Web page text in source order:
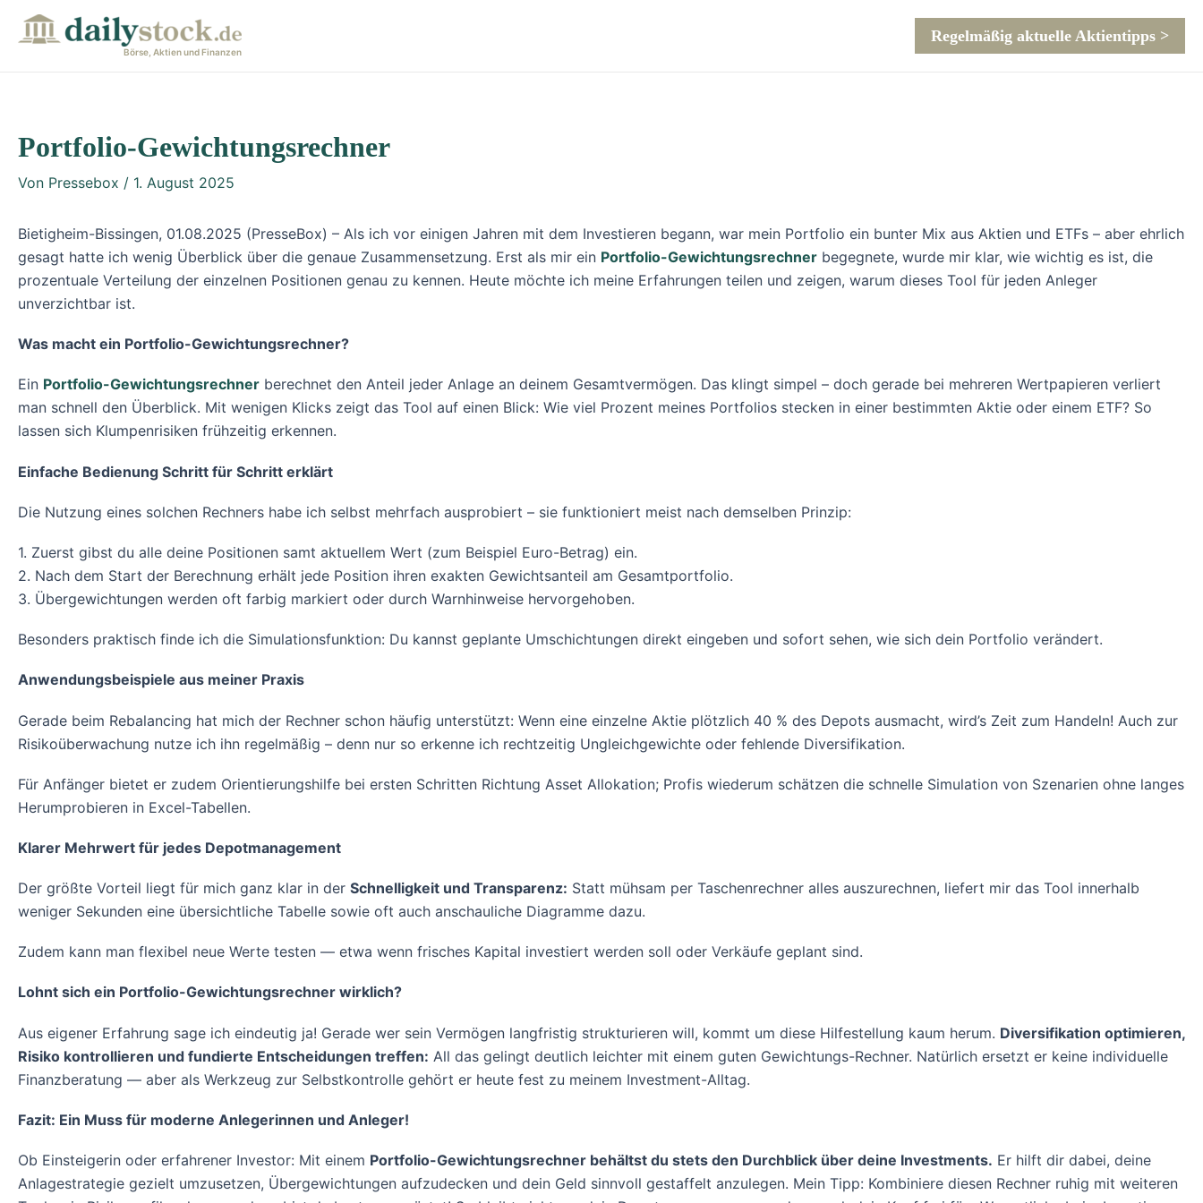
Inhalt
Börse, Aktien und Finanzen
Regelmäßig aktuelle Aktientipps >
Portfolio-Gewichtungsrechner
Von Pressebox / 1. August 2025
Bietigheim-Bissingen, 01.08.2025 (PresseBox) – Als ich vor einigen Jahren mit dem Investieren begann, war mein Portfolio ein bunter Mix aus Aktien und ETFs – aber ehrlich
gesagt hatte ich wenig Überblick über die genaue Zusammensetzung. Erst als mir ein Portfolio-Gewichtungsrechner begegnete, wurde mir klar, wie wichtig es ist, die
prozentuale Verteilung der einzelnen Positionen genau zu kennen. Heute möchte ich meine Erfahrungen teilen und zeigen, warum dieses Tool für jeden Anleger
unverzichtbar ist.
Was macht ein Portfolio-Gewichtungsrechner?
Ein Portfolio-Gewichtungsrechner berechnet den Anteil jeder Anlage an deinem Gesamtvermögen. Das klingt simpel – doch gerade bei mehreren Wertpapieren verliert
man schnell den Überblick. Mit wenigen Klicks zeigt das Tool auf einen Blick: Wie viel Prozent meines Portfolios stecken in einer bestimmten Aktie oder einem ETF? So
lassen sich Klumpenrisiken frühzeitig erkennen.
Einfache Bedienung Schritt für Schritt erklärt
Die Nutzung eines solchen Rechners habe ich selbst mehrfach ausprobiert – sie funktioniert meist nach demselben Prinzip:
1. Zuerst gibst du alle deine Positionen samt aktuellem Wert (zum Beispiel Euro-Betrag) ein.
2. Nach dem Start der Berechnung erhält jede Position ihren exakten Gewichtsanteil am Gesamtportfolio.
3. Übergewichtungen werden oft farbig markiert oder durch Warnhinweise hervorgehoben.
Besonders praktisch finde ich die Simulationsfunktion: Du kannst geplante Umschichtungen direkt eingeben und sofort sehen, wie sich dein Portfolio verändert.
Anwendungsbeispiele aus meiner Praxis
Gerade beim Rebalancing hat mich der Rechner schon häufig unterstützt: Wenn eine einzelne Aktie plötzlich 40 % des Depots ausmacht, wird’s Zeit zum Handeln! Auch zur
Risikoüberwachung nutze ich ihn regelmäßig – denn nur so erkenne ich rechtzeitig Ungleichgewichte oder fehlende Diversifikation.
Für Anfänger bietet er zudem Orientierungshilfe bei ersten Schritten Richtung Asset Allokation; Profis wiederum schätzen die schnelle Simulation von Szenarien ohne langes
Herumprobieren in Excel-Tabellen.
Klarer Mehrwert für jedes Depotmanagement
Der größte Vorteil liegt für mich ganz klar in der Schnelligkeit und Transparenz: Statt mühsam per Taschenrechner alles auszurechnen, liefert mir das Tool innerhalb
weniger Sekunden eine übersichtliche Tabelle sowie oft auch anschauliche Diagramme dazu.
Zudem kann man flexibel neue Werte testen — etwa wenn frisches Kapital investiert werden soll oder Verkäufe geplant sind.
Lohnt sich ein Portfolio-Gewichtungsrechner wirklich?
Aus eigener Erfahrung sage ich eindeutig ja! Gerade wer sein Vermögen langfristig strukturieren will, kommt um diese Hilfestellung kaum herum. Diversifikation optimieren,
Risiko kontrollieren und fundierte Entscheidungen treffen: All das gelingt deutlich leichter mit einem guten Gewichtungs-Rechner. Natürlich ersetzt er keine individuelle
Finanzberatung — aber als Werkzeug zur Selbstkontrolle gehört er heute fest zu meinem Investment-Alltag.
Fazit: Ein Muss für moderne Anlegerinnen und Anleger!
Ob Einsteigerin oder erfahrener Investor: Mit einem Portfolio-Gewichtungsrechner behältst du stets den Durchblick über deine Investments. Er hilft dir dabei, deine
Anlagestrategie gezielt umzusetzen, Übergewichtungen aufzudecken und dein Geld sinnvoll gestaffelt anzulegen. Mein Tipp: Kombiniere diesen Rechner ruhig mit weiteren
navigation